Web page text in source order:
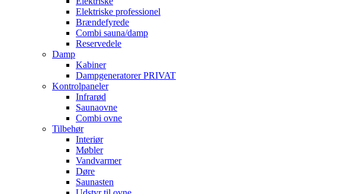
Elektriske professionel
Brændefyrede
Combi sauna/damp
Reservedele
Damp
Kabiner
Dampgeneratorer PRIVAT
Kontrolpaneler
Infrarød
Saunaovne
Combi ovne
Tilbehør
Interiør
Møbler
Vandvarmer
Døre
Saunasten